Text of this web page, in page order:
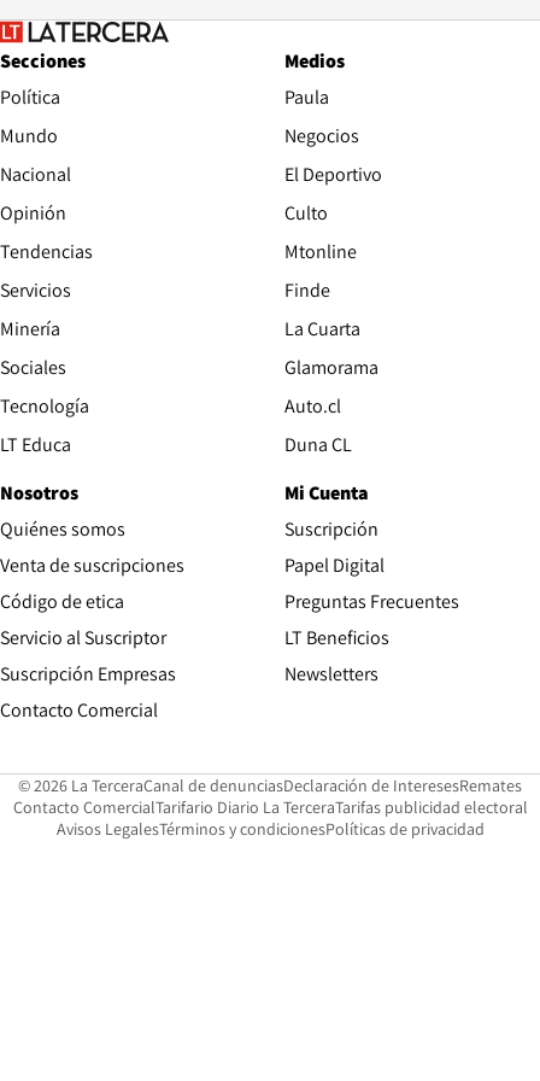
Secciones
Política
Mundo
Nacional
Opinión
Tendencias
Servicios
Minería
Sociales
Tecnología
LT Educa
Medios
Paula
Negocios
El Deportivo
Culto
Mtonline
Finde
La Cuarta
Glamorama
Auto.clOpens in new window
Duna CLOpens in new window
Nosotros
Quiénes somos
Venta de suscripciones
Código de etica Opens in new window
Servicio al Suscriptor
Suscripción Empresas
Contacto ComercialOpens in new window
Mi Cuenta
Suscripción
Papel DigitalOpens in new
Preguntas Frecuentes
LT Beneficios
Newsletters
© 2026 La TerceraCanal de denunciasOpens in new window
Declaración de InteresesOpens in
Remates
Contacto ComercialOpens in new window
Tarifario Diario La TerceraOpens in new window
Tarifas publicidad electoral
Avisos LegalesOpens in new window
Términos y condicionesPolíticas de privacidad